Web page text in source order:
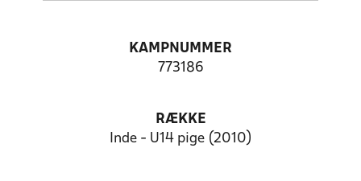
KAMPNUMMER
773186
RÆKKE
Inde - U14 pige (2010)